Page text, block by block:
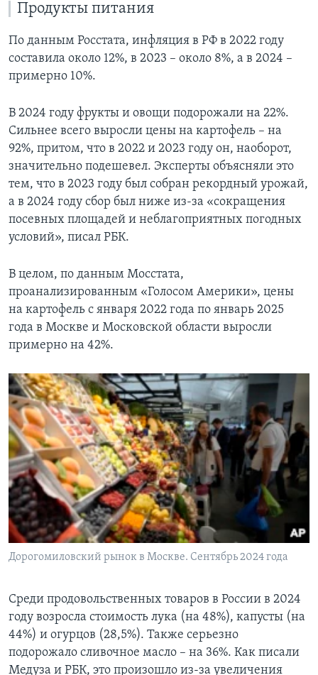
Продукты питания
По данным Росстата, инфляция в РФ в 2022 году
составила около 12%, в 2023 – около 8%, а в 2024 –
примерно 10%.
В 2024 году фрукты и овощи подорожали на 22%.
Сильнее всего выросли цены на картофель – на
92%, притом, что в 2022 и 2023 году он, наоборот,
значительно подешевел. Эксперты объясняли это
тем, что в 2023 году был собран рекордный урожай,
а в 2024 году сбор был ниже из-за «сокращения
посевных площадей и неблагоприятных погодных
условий», писал РБК.
В целом, по данным Мосстата,
проанализированным «Голосом Америки», цены
на картофель с января 2022 года по январь 2025
года в Москве и Московской области выросли
примерно на 42%.
Дорогомиловский рынок в Москве. Сентябрь 2024 года
Среди продовольственных товаров в России в 2024
году возросла стоимость лука (на 48%), капусты (на
44%) и огурцов (28,5%). Также серьезно
подорожало сливочное масло – на 36%. Как писали
Медуза и РБК, это произошло из-за увеличения